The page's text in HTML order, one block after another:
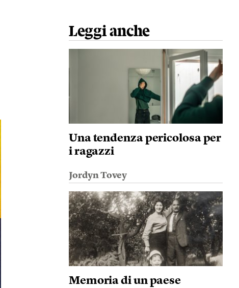
Leggi anche
Una tendenza pericolosa per
i ragazzi
Jordyn Tovey
Memoria di un paese